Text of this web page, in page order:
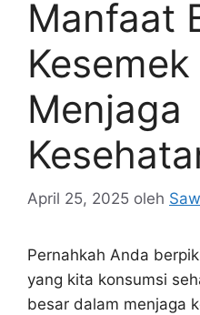
Manfaat
Menjaga
April 25, 2025 oleh
Pernahkah Anda
yang kita konsumsi
besar dalam menjaga